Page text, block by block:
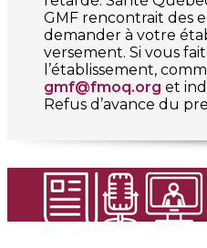
GMF rencontrait des
demander à votre
versement. Si vous
l’établissement,
gmf@fmoq.org et
Refus d’avance du